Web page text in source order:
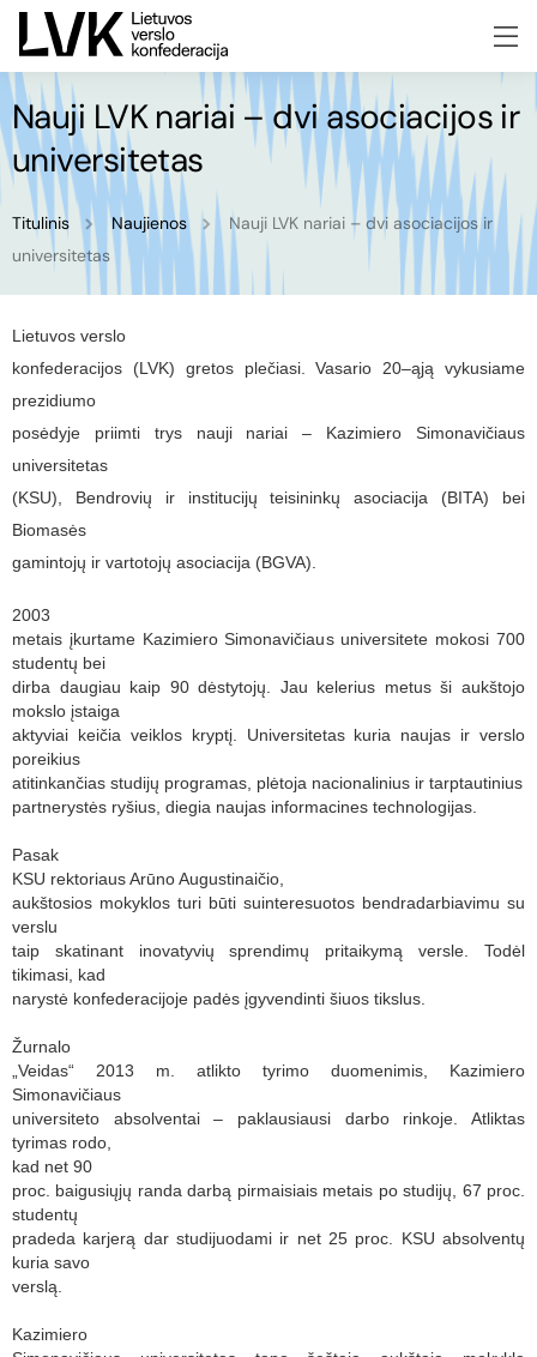
Nauji LVK nariai – dvi asociacijos ir
universitetas
Titulinis Naujienos
Nauji LVK nariai – dvi asociacijos ir
universitetas
Lietuvos verslo
konfederacijos (LVK) gretos plečiasi. Vasario 20–ąją vykusiame
prezidiumo
posėdyje priimti trys nauji nariai – Kazimiero Simonavičiaus
universitetas
(KSU), Bendrovių ir institucijų teisininkų asociacija (BITA) bei
Biomasės
gamintojų ir vartotojų asociacija (BGVA)
2003
metais įkurtame Kazimiero Simonavičiaus universitete mokosi 700
studentų bei
dirba daugiau kaip 90 dėstytojų. Jau kelerius metus ši aukštojo
mokslo įstaiga
aktyviai keičia veiklos kryptį. Universitetas kuria naujas ir verslo
poreikius
atitinkančias studijų programas, plėtoja nacionalinius ir tarptautinius
partnerystės ryšius, diegia naujas informacines technologijas.
Pasak
KSU rektoriaus Arūno Augustinaičio,
aukštosios mokyklos turi būti suinteresuotos bendradarbiavimu su
verslu
taip skatinant inovatyvių sprendimų pritaikymą versle. Todėl
tikimasi, kad
narystė konfederacijoje padės įgyvendinti šiuos tikslus.
Žurnalo
„Veidas“ 2013 m. atlikto tyrimo duomenimis, Kazimiero
Simonavičiaus
universiteto absolventai – paklausiausi darbo rinkoje. Atliktas
tyrimas rodo,
kad net 90
proc. baigusiųjų randa darbą pirmaisiais metais po studijų, 67 proc.
studentų
pradeda karjerą dar studijuodami ir net 25 proc. KSU absolventų
kuria savo
verslą.
Kazimiero